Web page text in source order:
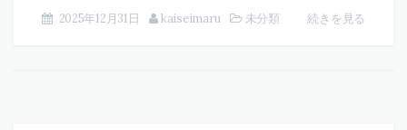
2025年12月31日 kaiseimaru 未分類 続きを見る